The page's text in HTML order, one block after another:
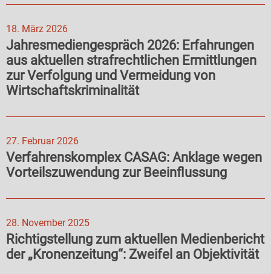
18. März 2026
Jahresmediengespräch 2026: Erfahrungen
aus aktuellen strafrechtlichen Ermittlungen
zur Verfolgung und Vermeidung von
Wirtschaftskriminalität
27. Februar 2026
Verfahrenskomplex CASAG: Anklage wegen
Vorteilszuwendung zur Beeinflussung
28. November 2025
Richtigstellung zum aktuellen Medienbericht
der „Kronenzeitung“: Zweifel an Objektivität